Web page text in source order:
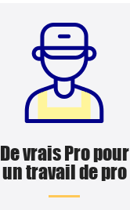
De vrais Pro pour
un travail de pro